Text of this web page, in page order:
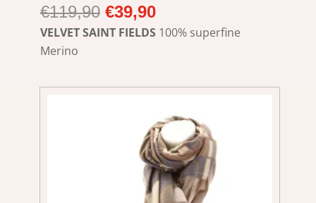
€119,90 Ursprünglicher
Preis
€39,90Aktueller
Preis
VELVET SAINT FIELDS 100% superfine
Merino